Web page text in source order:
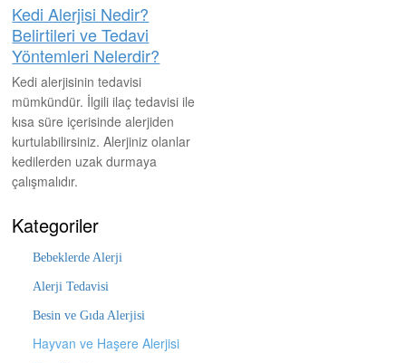
Kedi Alerjisi Nedir?
Belirtileri ve Tedavi
Yöntemleri Nelerdir?
Kedi alerjisinin tedavisi
mümkündür. İlgili ilaç tedavisi ile
kısa süre içerisinde alerjiden
kurtulabilirsiniz. Alerjiniz olanlar
kedilerden uzak durmaya
çalışmalıdır.
Kategoriler
Bebeklerde Alerji
Alerji Tedavisi
Besin ve Gıda Alerjisi
Hayvan ve Haşere Alerjisi